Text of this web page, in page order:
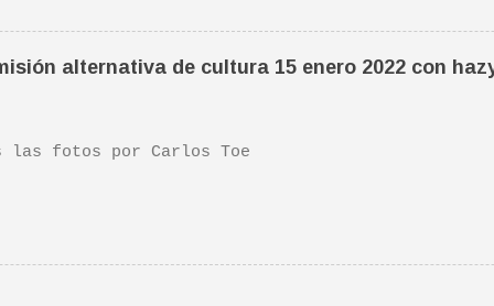
Recomendada por TOE hace unos posts.Yo
escena de la peli Dan y su hermano interpretan
sonora, interpretada por Sondre Lerche ,
este tema de Townshend. PINCHA AQUÍ Y LA
alternativa de cultura 15 enero 2022 con
las fotos por Carlos Toe